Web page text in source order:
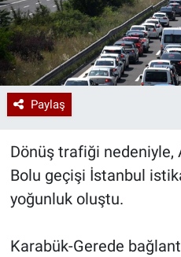
Paylaş
Dönüş trafiği nedeniyle,
Bolu geçişi İstanbul
yoğunluk oluştu.
Karabük-Gerede
Sağlık
Teknoloji
Ramazan